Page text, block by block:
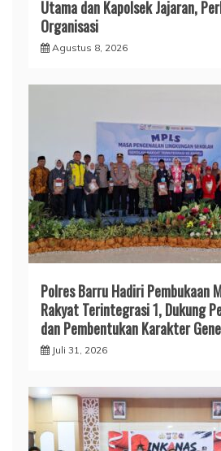
Utama dan Kapolsek Jajaran,
Organisasi
Agustus 8, 2026
Polres Barru Hadiri Pembukaan
Rakyat Terintegrasi 1, Dukung
dan Pembentukan Karakter
Juli 31, 2026